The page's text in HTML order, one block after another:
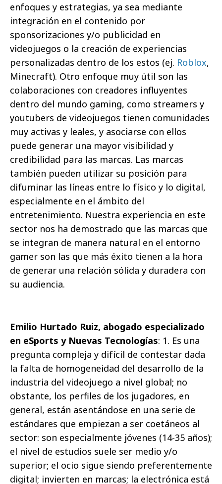
enfoques y estrategias, ya sea mediante
integración en el contenido por
sponsorizaciones y/o publicidad en
videojuegos o la creación de experiencias
personalizadas dentro de los estos (ej. Roblox,
Minecraft). Otro enfoque muy útil son las
colaboraciones con creadores influyentes
dentro del mundo gaming, como streamers y
youtubers de videojuegos tienen comunidades
muy activas y leales, y asociarse con ellos
puede generar una mayor visibilidad y
credibilidad para las marcas. Las marcas
también pueden utilizar su posición para
difuminar las líneas entre lo físico y lo digital,
especialmente en el ámbito del
entretenimiento. Nuestra experiencia en este
sector nos ha demostrado que las marcas que
se integran de manera natural en el entorno
gamer son las que más éxito tienen a la hora
de generar una relación sólida y duradera con
su audiencia.
Emilio Hurtado Ruiz, abogado especializado
en eSports y Nuevas Tecnologías: 1. Es una
pregunta compleja y difícil de contestar dada
la falta de homogeneidad del desarrollo de la
industria del videojuego a nivel global; no
obstante, los perfiles de los jugadores, en
general, están asentándose en una serie de
estándares que empiezan a ser coetáneos al
sector: son especialmente jóvenes (14-35 años);
el nivel de estudios suele ser medio y/o
superior; el ocio sigue siendo preferentemente
digital; invierten en marcas; la electrónica está